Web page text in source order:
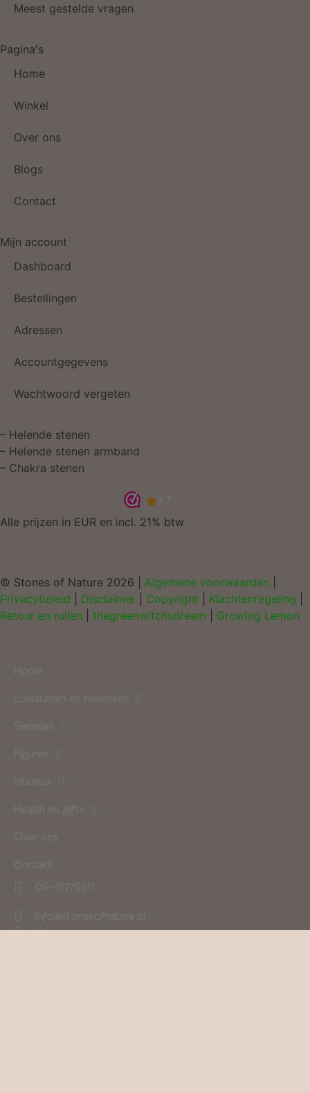
Meest gestelde vragen
Pagina's
Home
Winkel
Over ons
Blogs
Contact
Mijn account
Dashboard
Bestellingen
Adressen
Accountgegevens
Wachtwoord vergeten
– Helende stenen
– Helende stenen armband
– Chakra stenen
Alle prijzen in EUR en incl. 21% btw
© Stones of Nature 2026 | Algemene voorwaarden
Privacybeleid
Disclaimer Copyright Klachtenregeling
Retour en ruilen
thegreenwitchsdream Growing Lemon